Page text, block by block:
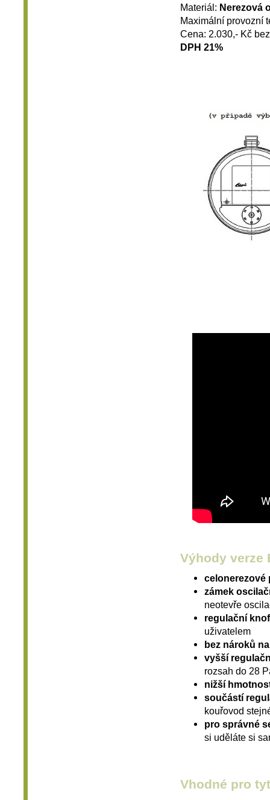
Materiál: Nerezová
Maximální provozní
Cena: 2.030,- Kč
DPH
Výhody verze
celonerezové
zámek
neotevře
regulační
uživatelem
bez nároků
vyšší
rozsah do 28
nižší
součástí
kouřovod
pro správné
si uděláte si
Vhodné pro